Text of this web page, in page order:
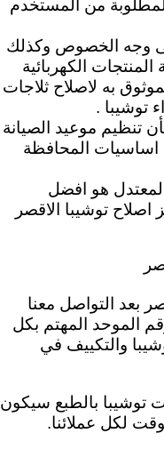
من المستخدم
وجه الخصوص وكذلك
الكهربائية
به لاصلاح ثلاجات
توشيبا .
تنظيم موعيد الصيانة
اساسيات المحافظة
هو افضل
اصلاح توشيبا الاقصر
بعد التواصل معنا
19089 فهو الرقم الموحد المهتم بكل
والتكييف في
توشيبا بالطبع سيكون
لكل عملائنا.